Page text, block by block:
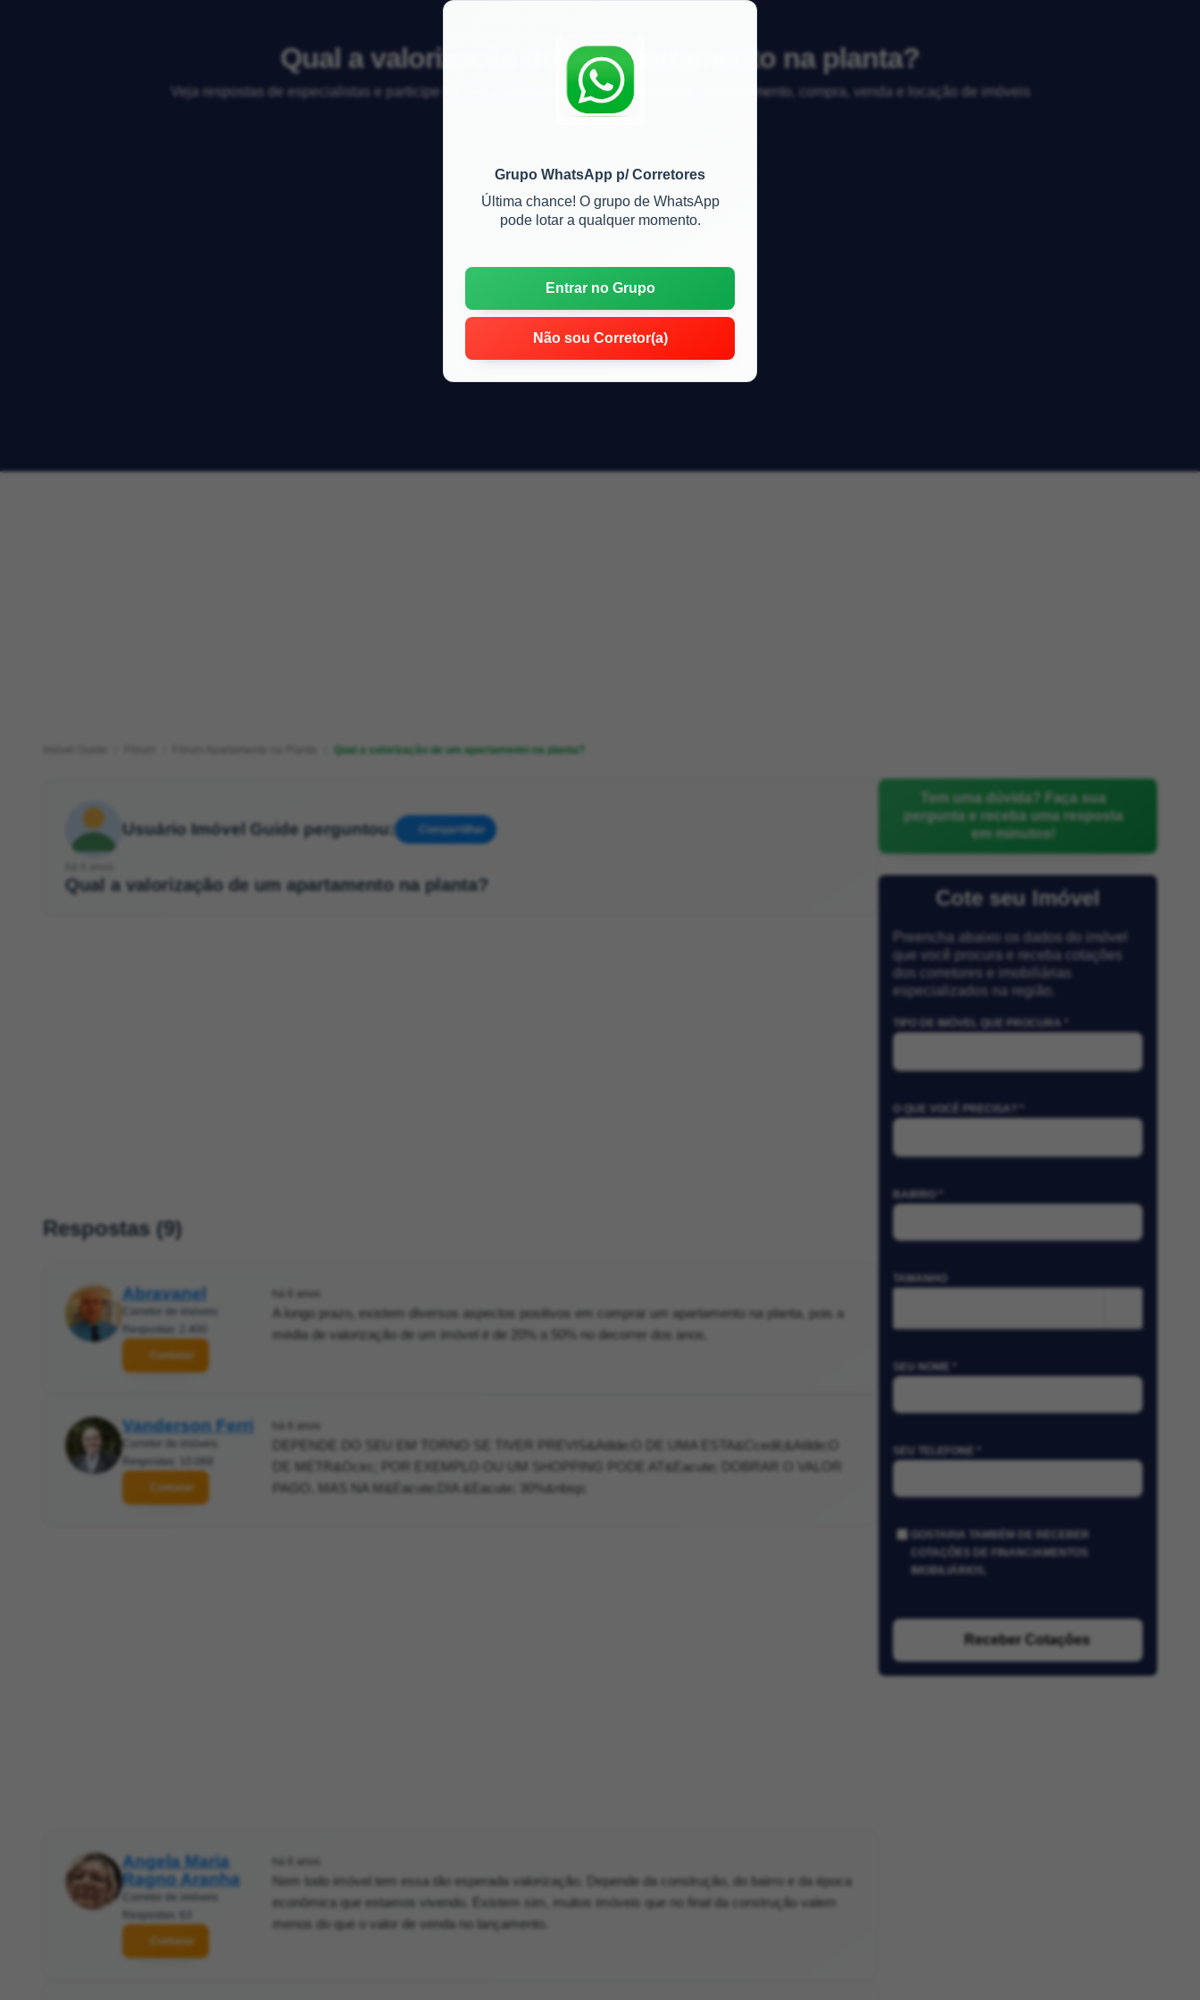
Grupo WhatsApp p/ Corretores
Última chance! O grupo de WhatsApp
pode lotar a qualquer momento.
Entrar no Grupo
Não sou Corretor(a)
Qual a valorização de um apartamento na planta?
Veja respostas de especialistas e participe da discussão sobre mercado imobiliário, financiamento, compra, venda e locação de imóveis
Qual a valorização de um apartamento na planta?
Usuário Imóvel Guide perguntou: Compartilhar
Qual a valorização de um apartamento na planta?
Respostas (9)
Abravanel
Contatar
A longo prazo, existem diversos aspectos positivos em comprar um apartamento na planta, pois a
média de valorização de um imóvel é de 20% a 50% no decorrer dos anos.
Vanderson Ferri
Contatar
DEPENDE DO SEU EM TORNO SE TIVER PREVIS&Atilde;O DE UMA ESTA&Ccedil;&Atilde;O
DE METR&Ocirc; POR EXEMPLO OU UM SHOPPING PODE AT&Eacute; DOBRAR O VALOR
PAGO, MAS NA M&Eacute;DIA &Eacute; 30%&nbsp;
Angela Maria
Ragno Aranha
Contatar
Nem todo imóvel tem essa tão esperada valorização. Depende da construção, do bairro e da época
econômica que estamos vivendo. Existem sim, muitos imóveis que no final da construção valem
menos do que o valor de venda no lançamento.
Tem uma dúvida? Faça sua
pergunta e receba uma resposta
em minutos!
Cote seu Imóvel
Preencha abaixo os dados do imóvel
que você procura e receba cotações
dos corretores e imobiliárias
especializados na região.
TIPO DE IMÓVEL QUE PROCURA *
O QUE VOCÊ PRECISA? *
TAMANHO
SEU NOME *
SEU TELEFONE *
GOSTARIA TAMBÉM DE RECEBER
COTAÇÕES DE FINANCIAMENTOS
IMOBILIÁRIOS.
Receber Cotações